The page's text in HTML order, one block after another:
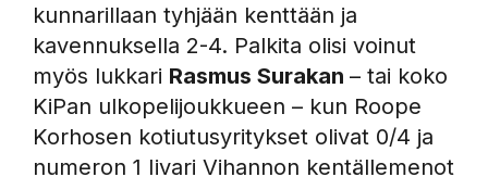
kunnarillaan tyhjään kenttään ja
kavennuksella 2-4. Palkita olisi voinut
myös lukkari Rasmus Surakan – tai koko
KiPan ulkopelijoukkueen – kun Roope
Korhosen kotiutusyritykset olivat 0/4 ja
numeron 1 Iivari Vihannon kentällemenot